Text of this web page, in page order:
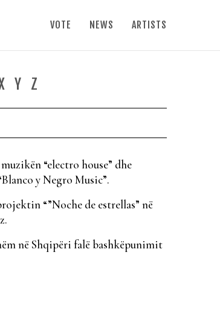
VOTE NEWS ARTISTS
Y Z
“electro house” dhe
y Negro Music”.
“”Noche de estrellas” në
në Shqipëri falë bashkëpunimit